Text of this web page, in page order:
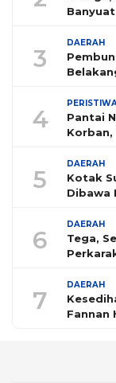
3
DAERAH
4
Pantai
Korban,
5
DAERAH
Kotak
Dibawa
6
DAERAH
Tega,
7
DAERAH
Fannan